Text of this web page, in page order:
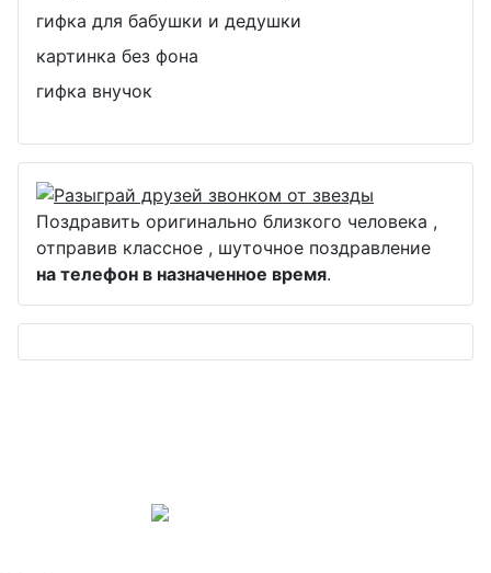
гифка для бабушки и дедушки
картинка без фона
гифка внучок
Поздравить оригинально близкого человека ,
отправив классное , шуточное поздравление
на телефон в назначенное время.